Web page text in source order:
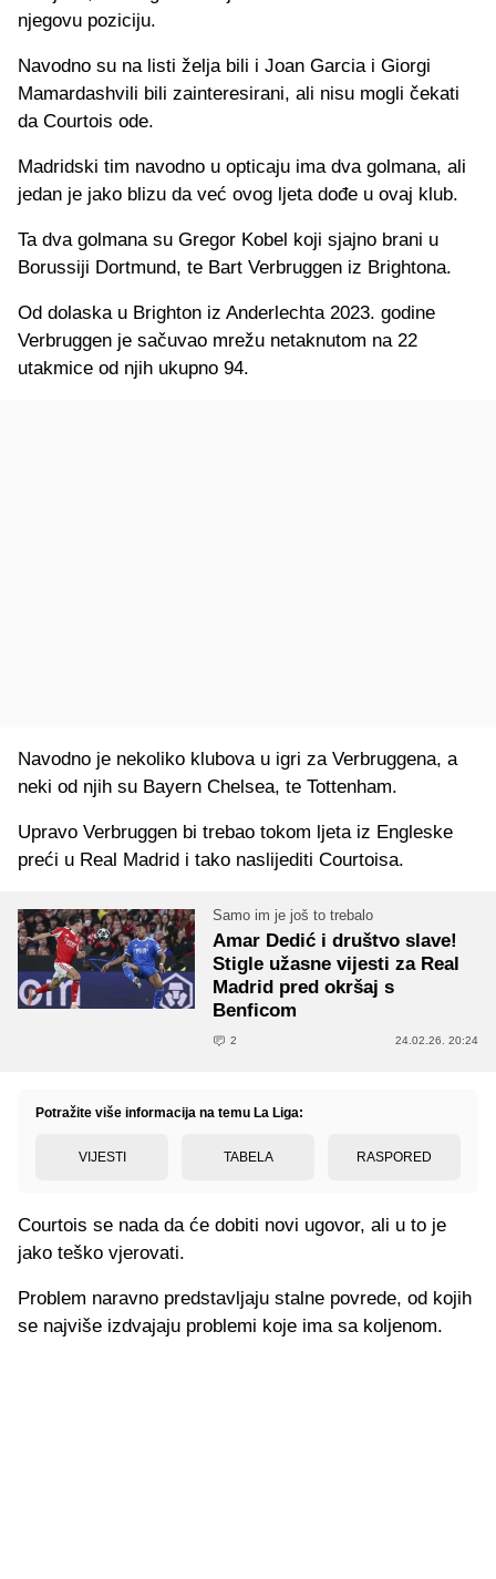
njegovu poziciju.
Navodno su na listi želja bili i Joan Garcia i Giorgi
Mamardashvili bili zainteresirani, ali nisu mogli čekati
da Courtois ode.
Madridski tim navodno u opticaju ima dva golmana, ali
jedan je jako blizu da već ovog ljeta dođe u ovaj klub.
Ta dva golmana su Gregor Kobel koji sjajno brani u
Borussiji Dortmund, te Bart Verbruggen iz Brightona.
Od dolaska u Brighton iz Anderlechta 2023. godine
Verbruggen je sačuvao mrežu netaknutom na 22
utakmice od njih ukupno 94.
Navodno je nekoliko klubova u igri za Verbruggena, a
neki od njih su Bayern Chelsea, te Tottenham.
Upravo Verbruggen bi trebao tokom ljeta iz Engleske
preći u Real Madrid i tako naslijediti Courtoisa.
Samo im je još to trebalo
Amar Dedić i društvo slave!
Stigle užasne vijesti za Real
Madrid pred okršaj s
Benficom
2 24.02.26. 20:24
Potražite više informacija na temu La Liga:
VIJESTI TABELA RASPORED
Courtois se nada da će dobiti novi ugovor, ali u to je
jako teško vjerovati.
Problem naravno predstavljaju stalne povrede, od kojih
se najviše izdvajaju problemi koje ima sa koljenom.